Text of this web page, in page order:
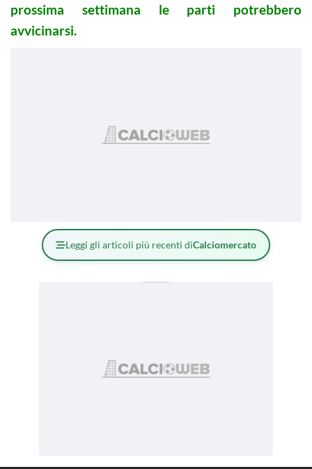
prossima settimana le parti potrebbero
avvicinarsi.
Leggi gli articoli più recenti diCalciomercato